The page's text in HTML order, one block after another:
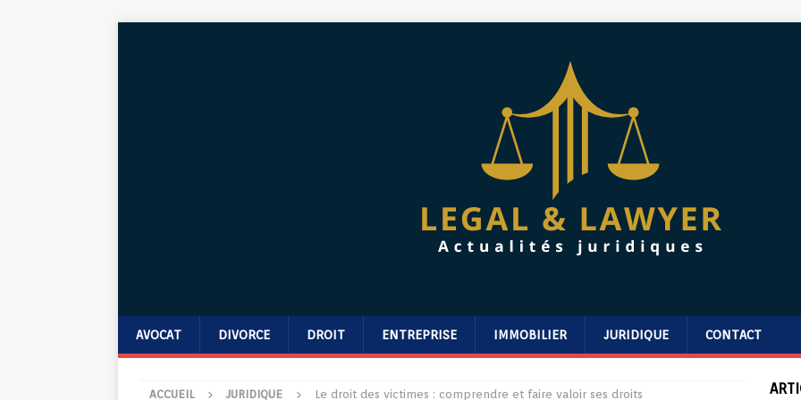
AVOCAT DIVORCE DROIT ENTREPRISE IMMOBILIER JURIDIQUE CONTACT
ACCUEIL JURIDIQUE Le droit des victimes : comprendre et faire valoir ses droits